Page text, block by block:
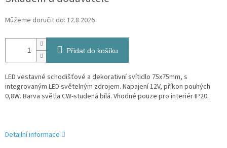
Můžeme doručit do: 12.8.2026
Přidat do košíku
LED vestavné schodišťové a dekorativní svítidlo 75x75mm, s
integrovaným LED světelným zdrojem. Napajení 12V, příkon pouhých
0,8W. Barva světla CW-studená bílá. Vhodné pouze pro interiér IP20.
Detailní informace